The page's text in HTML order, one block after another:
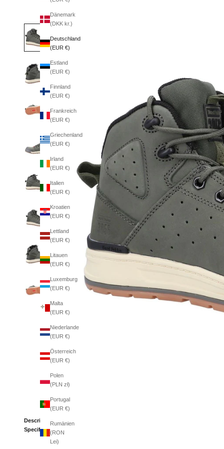
Dänemark
(DKK kr.)
Deutschland
(EUR €)
Estland
(EUR €)
Finnland
(EUR €)
Frankreich
(EUR €)
Griechenland
(EUR €)
Irland
(EUR €)
Italien
(EUR €)
Kroatien
(EUR €)
Lettland
(EUR €)
Litauen
(EUR €)
Luxemburg
(EUR €)
Malta
(EUR €)
Niederlande
(EUR €)
Österreich
(EUR €)
Polen
(PLN zł)
Portugal
(EUR €)
Rumänien
(RON
Lei)
Description
Specifications